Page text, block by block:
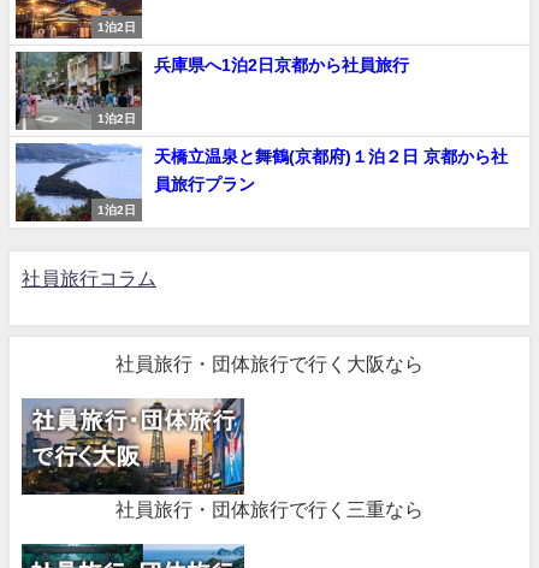
1泊2日
1泊2日
兵庫県へ1泊2日京都から社員旅行
1泊2日
天橋立温泉と舞鶴(京都府)１泊２日 京都から社
員旅行プラン
社員旅行コラム
社員旅行・団体旅行で行く大阪なら
社員旅行・団体旅行で行く三重なら